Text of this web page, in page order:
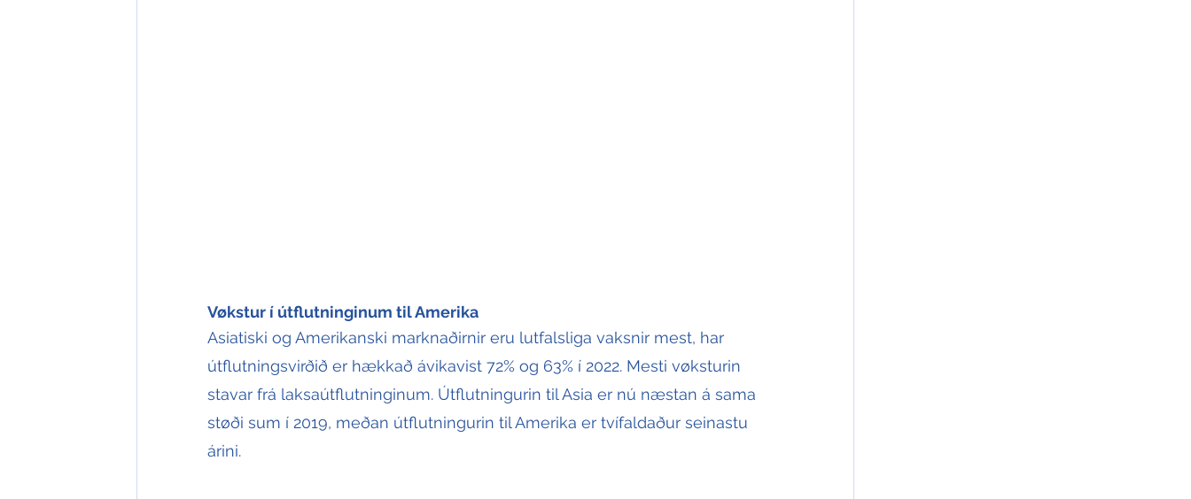
Vøkstur í útflutninginum til Amerika
Asiatiski og Amerikanski marknaðirnir eru lutfalsliga vaksnir mest, har
útflutningsvirðið er hækkað ávikavist 72% og 63% í 2022. Mesti vøksturin
stavar frá laksaútflutninginum. Útflutningurin til Asia er nú næstan á sama
støði sum í 2019, meðan útflutningurin til Amerika er tvífaldaður seinastu
árini.